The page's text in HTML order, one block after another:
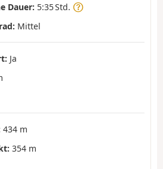
Dauer: 5:35 Std.
Mittel
Ja
434 m
354 m